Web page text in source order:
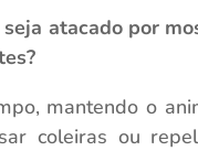
atacado por
mantendo o
coleiras ou